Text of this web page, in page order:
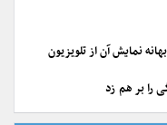
نمایش آن از تلویزیون
را بر هم زد